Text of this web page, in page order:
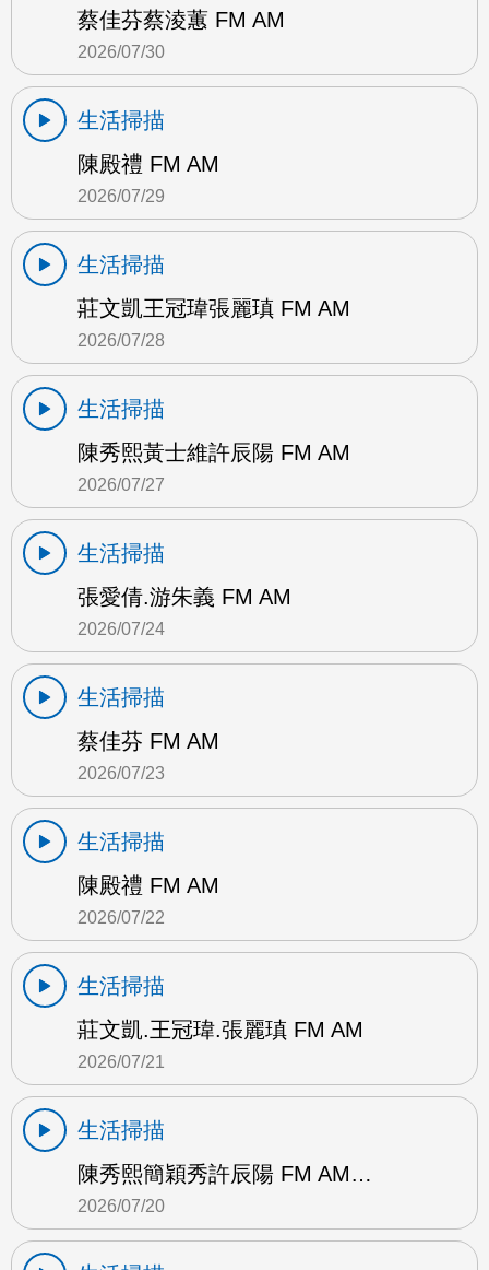
蔡佳芬蔡淩蕙 FM AM
2026/07/30
生活掃描
陳殿禮 FM AM
2026/07/29
生活掃描
莊文凱王冠瑋張麗瑱 FM AM
2026/07/28
生活掃描
陳秀熙黃士維許辰陽 FM AM
2026/07/27
生活掃描
張愛倩.游朱義 FM AM
2026/07/24
生活掃描
蔡佳芬 FM AM
2026/07/23
生活掃描
陳殿禮 FM AM
2026/07/22
生活掃描
莊文凱.王冠瑋.張麗瑱 FM AM
2026/07/21
生活掃描
陳秀熙簡穎秀許辰陽 FM AM…
2026/07/20